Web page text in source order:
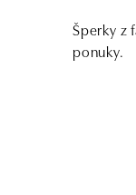
Šperky z
ponuky.